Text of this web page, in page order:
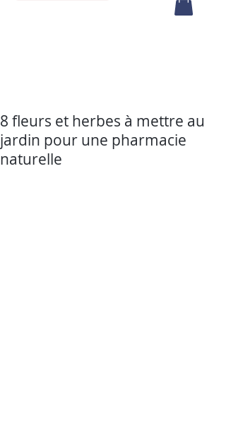
8 fleurs et herbes à mettre au
jardin pour une pharmacie
naturelle